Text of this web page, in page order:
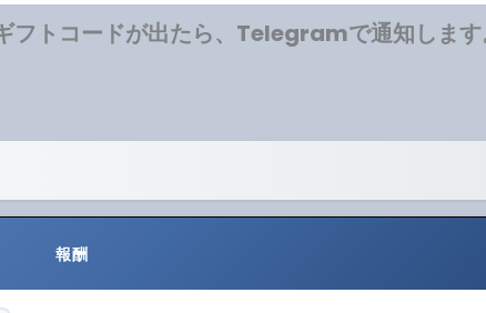
フトコードが出たら、Telegramで通知します
報酬